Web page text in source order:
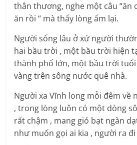
thân thương, nghe một câu “ăn
ăn rồi “ mà thấy lòng ấm lại.
Người sống lâu ở xứ người
hai bầu trời , một bầu trời hiện
thành phố lớn, một bầu trời
vàng trên sông nước quê nhà.
Người xa Vĩnh long mỗi đêm về
, trong lòng luôn có một dòng
rất chậm , mang gió bạt ngàn
như muốn gọi ai kia , người ra